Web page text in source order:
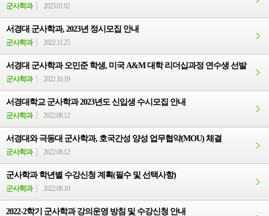
군사학과 2023.01.02
서경대 군사학과, 2023년 정시모집 안내
군사학과 2022.11.25
서경대 군사학과 오민준 학생, 미국 A&M 대학 리더십과정 연수생 선발
군사학과 2022.10.19
서경대학교 군사학과 2023년도 신입생 수시모집 안내
군사학과 2022.08.12
서경대와 극동대 군사학과, 호국간성 양성 업무협약(MOU) 체결
군사학과 2022.08.12
군사학과 학년별 수강신청 계획(필수 및 선택사항)
군사학과 2022.08.10
2022-2학기 군사학과 강의운영 방침 및 수강신청 안내